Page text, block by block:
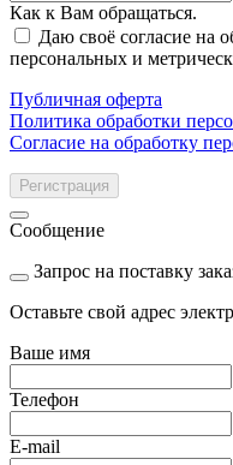
Как к Вам обращаться.
Даю своё согласие на
персональных и
Публичная оферта
Политика обработки
Согласие на обработку
Регистрация
Сообщение
Запрос на поставку
Оставьте свой адрес
Ваше имя
Телефон
E-mail